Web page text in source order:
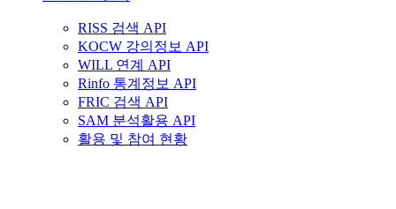
RISS 검색 API
KOCW 강의정보 API
WILL 연계 API
Rinfo 통계정보 API
FRIC 검색 API
SAM 분석활용 API
활용 및 참여 현황